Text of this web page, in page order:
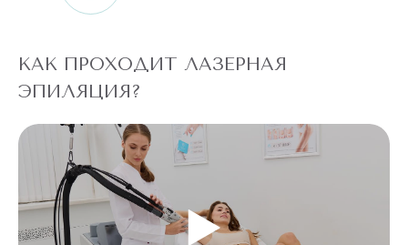
КАК ПРОХОДИТ ЛАЗЕРНАЯ
ЭПИЛЯЦИЯ?